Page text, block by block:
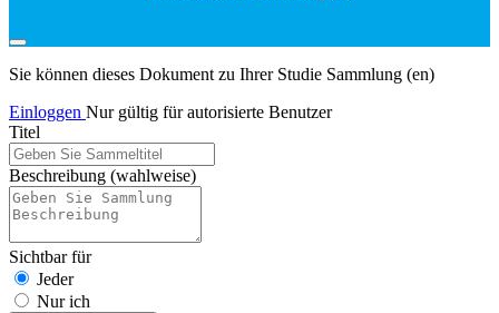
Sie können dieses Dokument zu Ihrer Studie Sammlung (en)
Einloggen Nur gültig für autorisierte Benutzer
Titel
Beschreibung (wahlweise)
Sichtbar für
Jeder
Nur ich